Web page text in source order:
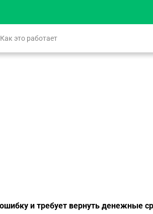
Как это работает
и требует вернуть денежные